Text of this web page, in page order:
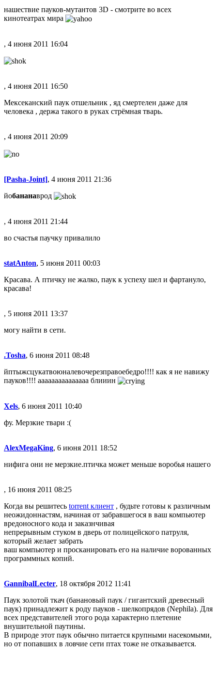
нашествие пауков-мутантов 3D - смотрите во всех
кинотеатрах мира
, 4 июня 2011 16:04
, 4 июня 2011 16:50
Мексеканский паук отшельник , яд смертелен даже для
человека , держа такого в руках стрёмная тварь.
, 4 июня 2011 20:09
[Pasha-Joint], 4 июня 2011 21:36
йобананаврод
, 4 июня 2011 21:44
во счастья паучку привалило
statAnton, 5 июня 2011 00:03
Красава. А птичку не жалко, паук к успеху шел и фартануло,
красава!
, 5 июня 2011 13:37
могу найти в сети.
.Tosha, 6 июня 2011 08:48
йптыжсцукатвоюналевочерезправоебедро!!!! как я не навижу
пауков!!!! ааааааааааааааа блииин
Xels, 6 июня 2011 10:40
фу. Мерзкие твари :(
AlexMegaKing, 6 июня 2011 18:52
нифига они не мерзкие.птичка может меньше воробья нашего
, 16 июня 2011 08:25
Когда вы решитесь torrent клиент , будьте готовы к различным
неожидоннастям, начиная от забравшегося в ваш компьютер
вредоносного кода и заказнчивая
непрерывным стуком в дверь от полицейского патруля,
который желает забрать
ваш компьютер и просканировать его на наличие ворованных
программных копий.
GannibalLecter, 18 октября 2012 11:41
Паук золотой ткач (банановый паук / гигантский древесный
паук) принадлежит к роду пауков - шелкопрядов (Nephila). Для
всех представителей этого рода характерно плетение
внушительной паутины.
В природе этот паук обычно питается крупными насекомыми,
но от попавших в ловчие сети птах тоже не отказывается.